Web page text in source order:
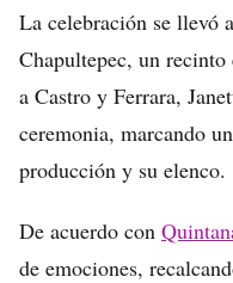
La celebración se llevó
Chapultepec, un
a Castro y Ferrara,
ceremonia, marcando
producción y su elenco.
De acuerdo con
de emociones,